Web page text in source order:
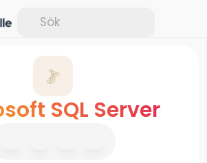
SQL Server